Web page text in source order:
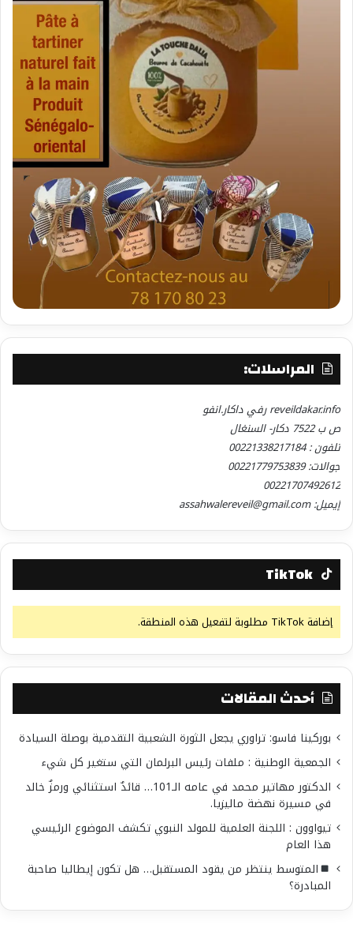
المراسلات:
reveildakar.info رفي داكار.انفو
ص ب 7522 دكار- السنغال
تلفون : 00221338217184
جوالات: 00221779753839
00221707492612
إيميل: assahwalereveil@gmail.com
TikTok
إضافة TikTok مطلوبة لتفعيل هذه المنطقة.
أحدث المقالات
بوركينا فاسو: تراوري يجعل الثورة الشعبية التقدمية بوصلة السيادة
الجمعية الوطنية : ملفات رئيس البرلمان التي ستغير كل شيء
الدكتور مهاتير محمد في عامه الـ101… قائدٌ استثنائي ورمزٌ خالد
في مسيرة نهضة ماليزيا.
تيواوون : اللجنة العلمية للمولد النبوي تكشف الموضوع الرئيسي
هذا العام
المتوسط ينتظر من يقود المستقبل… هل تكون إيطاليا صاحبة
المبادرة؟